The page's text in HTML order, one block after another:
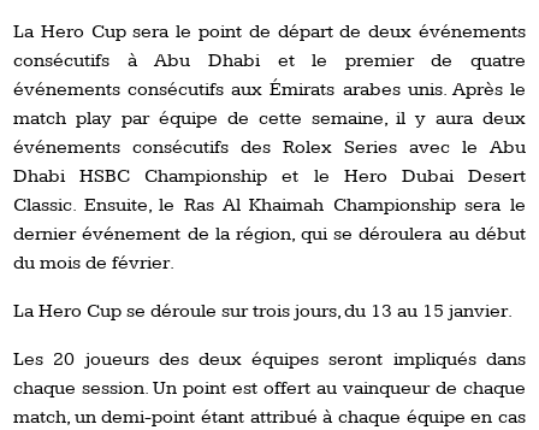
La Hero Cup sera le point de départ de deux événements
consécutifs à Abu Dhabi et le premier de quatre
événements consécutifs aux Émirats arabes unis. Après le
match play par équipe de cette semaine, il y aura deux
événements consécutifs des Rolex Series avec le Abu
Dhabi HSBC Championship et le Hero Dubai Desert
Classic. Ensuite, le Ras Al Khaimah Championship sera le
dernier événement de la région, qui se déroulera au début
du mois de février.
La Hero Cup se déroule sur trois jours, du 13 au 15 janvier.
Les 20 joueurs des deux équipes seront impliqués dans
chaque session. Un point est offert au vainqueur de chaque
match, un demi-point étant attribué à chaque équipe en cas